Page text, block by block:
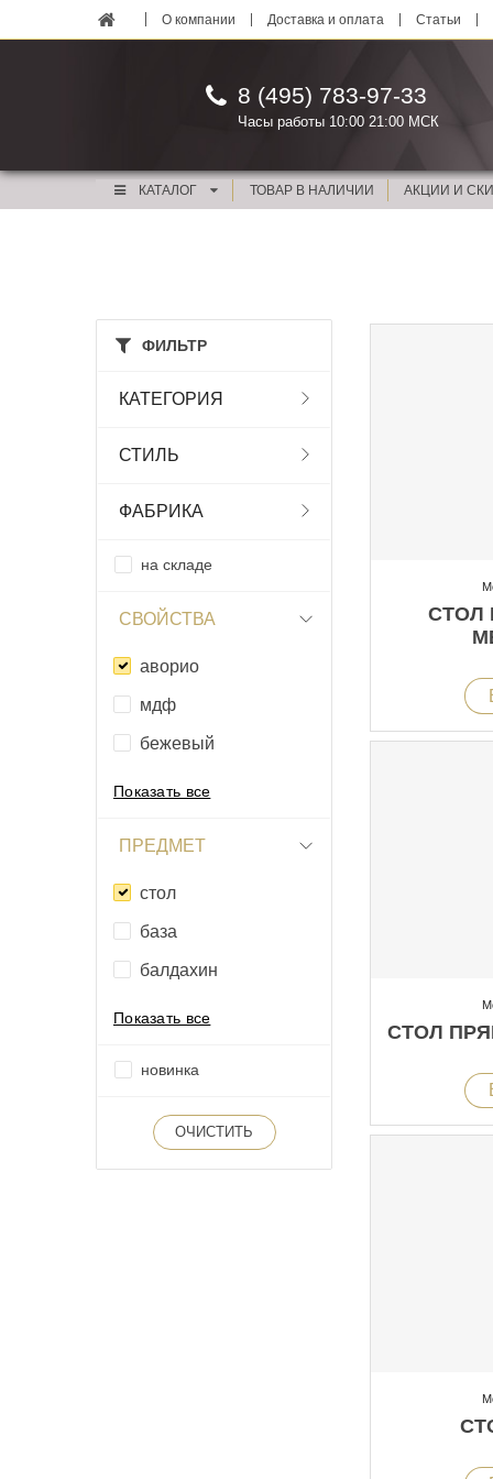
О компании Доставка и оплата Статьи
8 (495) 783-97-33
Часы работы 10:00 21:00 МСК
КАТАЛОГ ТОВАР В НАЛИЧИИ АКЦИИ И
ФИЛЬТР
КАТЕГОРИЯ
СТИЛЬ
ФАБРИКА
на складе
СВОЙСТВА
аворио
мдф
бежевый
Показать все
ПРЕДМЕТ
стол
база
балдахин
Показать все
новинка
ОЧИСТИТЬ
СТОЛ
СТОЛ